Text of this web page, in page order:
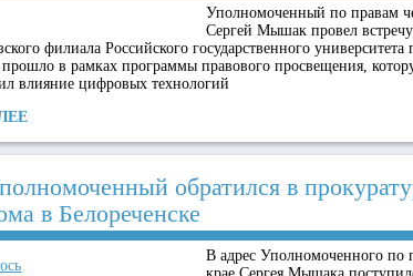
Уполномоченный по правам
Сергей Мышак провел
филиала Российского государственного
в рамках программы правового просвещения,
влияние цифровых технологий
обратился в
в Белореченске
В адрес Уполномоченного по